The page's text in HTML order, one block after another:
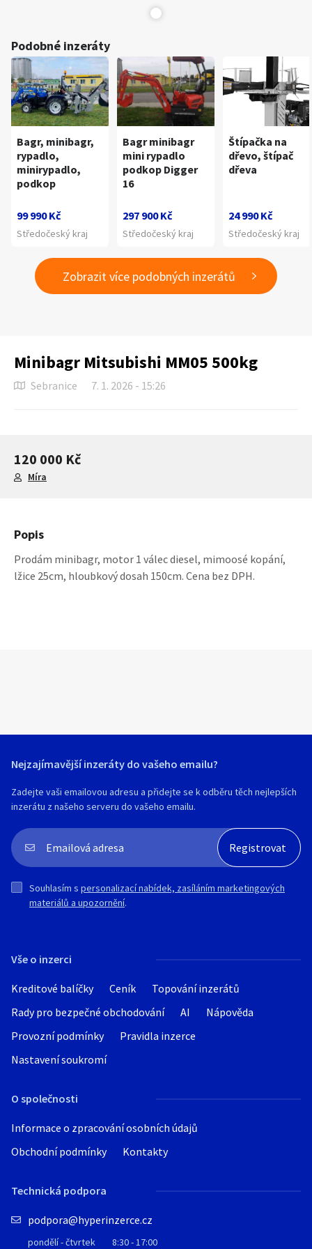
Podobné inzeráty
Bagr, minibagr,
rypadlo,
minirypadlo,
podkop
99 990 Kč
Středočeský kraj
Bagr minibagr
mini rypadlo
podkop Digger
16
297 900 Kč
Středočeský kraj
Štípačka na
dřevo, štípač
dřeva
24 990 Kč
Středočeský kraj
Zobrazit více podobných inzerátů
Minibagr Mitsubishi MM05 500kg
Sebranice 7. 1. 2026 - 15:26
120 000 Kč
Míra
Popis
Prodám minibagr, motor 1 válec diesel, mimoosé kopání,
lžice 25cm, hloubkový dosah 150cm. Cena bez DPH.
Vše o inzerci
Kreditové balíčky Ceník
Topování inzerátů
Rady pro bezpečné obchodování
AI
Nápověda
Provozní podmínky
Pravidla inzerce
Nastavení soukromí
O společnosti
Informace o zpracování osobních údajů
Obchodní podmínky
Kontakty
Technická podpora
podpora@hyperinzerce.cz
pondělí - čtvrtek 8:30 - 17:00
Nejzajímavější inzeráty do vašeho emailu?
Zadejte vaši emailovou adresu a přidejte se k odběru těch nejlepších
inzerátu z našeho serveru do vašeho emailu.
Souhlasím s personalizací nabídek, zasíláním marketingových
materiálů a upozornění.